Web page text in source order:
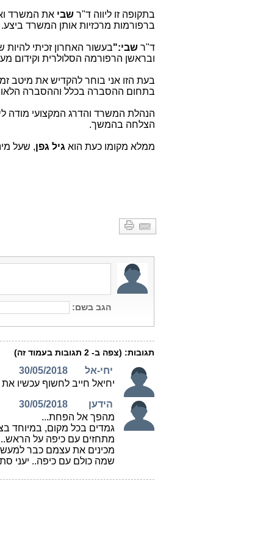
בתקופה זו ליווה ד"רשביאת המשרד
ברפורמות מרכזיות אותן המשרד ביצע.
ד"רשבי:"בעשור האחרון זכיתי
ובראשן הרפורמה הסלולרית וקידום
בעת הזו אני בוחר להקדיש את מיטב
בתחום ההסברה בכלל וההסברה
הנהלת המשרד והדרג המקצועי מודה ל
הצלחה בהמשך.
ממלא מקומו כעת הוא גיל גפן, שעל